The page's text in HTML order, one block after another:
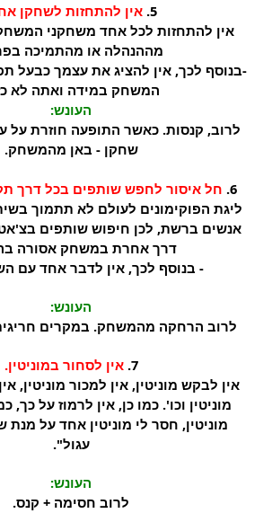
5. אין להתחזות לשחקן
אין להתחזות לכל אחד משחקני
מההנהלה או מהתמיכה
-בנוסף לכך, אין להציג את עצמך כבעל
המשחק במידה ואתה לא
העונש:
לרוב, קנסות. כאשר התופעה חוזרת על
שחקן - באן מהמשחק.
6. חל איסור לחפש שותפים בכל דרך
ליגת הפוקימונים לעולם לא תתמוך
אנשים ברשת, לכן חיפוש שותפים
דרך אחרת במשחק אסורה
- בנוסף לכך, אין לדבר אחד עם
העונש:
לרוב הרחקה מהמשחק. במקרים
7. אין לסחור במוניטין.
אין לבקש מוניטין, אין למכור מוניטין,
מוניטין, חסר לי מוניטין אחד על
עגול".
העונש:
לרוב חסימה + קנס.